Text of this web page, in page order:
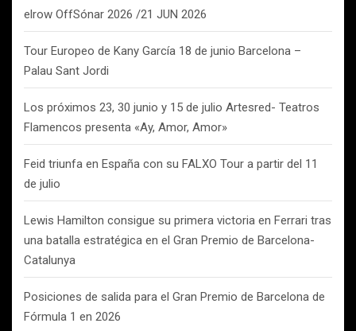
elrow OffSónar 2026 /21 JUN 2026
Tour Europeo de Kany García 18 de junio Barcelona –
Palau Sant Jordi
Los próximos 23, 30 junio y 15 de julio Artesred- Teatros
Flamencos presenta «Ay, Amor, Amor»
Feid triunfa en España con su FALXO Tour a partir del 11
de julio
Lewis Hamilton consigue su primera victoria en Ferrari tras
una batalla estratégica en el Gran Premio de Barcelona-
Catalunya
Posiciones de salida para el Gran Premio de Barcelona de
Fórmula 1 en 2026